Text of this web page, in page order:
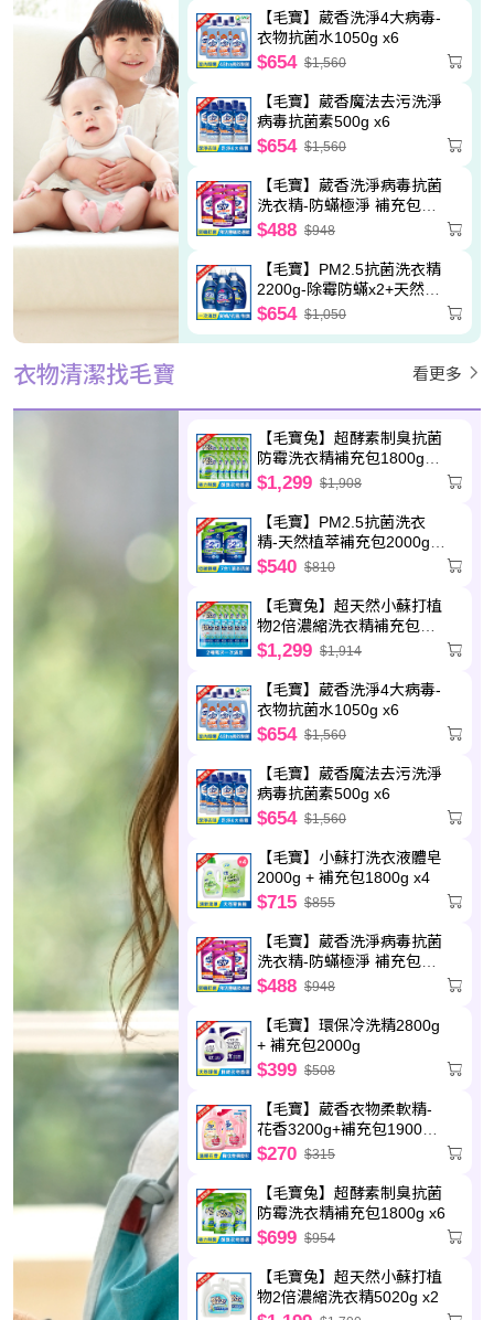
【毛寶】葳香洗淨4大病毒-
衣物抗菌水1050g x6
$654 $1,560
【毛寶】葳香魔法去污洗淨
病毒抗菌素500g x6
$654 $1,560
【毛寶】葳香洗淨病毒抗菌
洗衣精-防蟎極淨 補充包
2000g x6
$488 $948
【毛寶】PM2.5抗菌洗衣精
2200g-除霉防蟎x2+天然植
萃x2+制臭極淨x2
$654 $1,050
衣物清潔找毛寶 看更多
【毛寶兔】超酵素制臭抗菌
防霉洗衣精補充包1800g
x12
$1,299 $1,908
【毛寶】PM2.5抗菌洗衣
精-天然植萃補充包2000g
x6
$540 $810
【毛寶兔】超天然小蘇打植
物2倍濃縮洗衣精補充包
800g x6 +【毛寶兔】超酵
素制臭抗菌防霉洗衣精補充
包1800g x6
$1,299 $1,914
【毛寶】葳香洗淨4大病毒-
衣物抗菌水1050g x6
$654 $1,560
【毛寶】葳香魔法去污洗淨
病毒抗菌素500g x6
$654 $1,560
【毛寶】小蘇打洗衣液體皂
2000g + 補充包1800g x4
$715 $855
【毛寶】葳香洗淨病毒抗菌
洗衣精-防蟎極淨 補充包
2000g x6
$488 $948
【毛寶】環保冷洗精2800g
+ 補充包2000g
$399 $508
【毛寶】葳香衣物柔軟精-
花香3200g+補充包1900g
x2
$270 $315
【毛寶兔】超酵素制臭抗菌
防霉洗衣精補充包1800g x6
$699 $954
【毛寶兔】超天然小蘇打植
物2倍濃縮洗衣精5020g x2